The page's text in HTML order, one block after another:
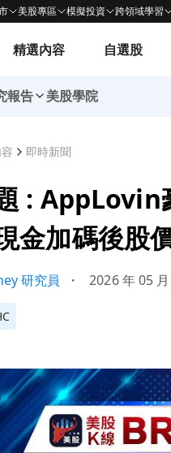
美股專區 模擬投資 跨領域學習
精選內容 自選股
報告 美股學院
即時新聞
: AppLovin
金加碼後股
研究員 ・ 2026 年 05